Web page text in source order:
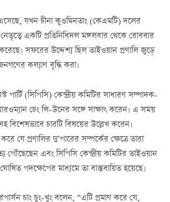
যখন চীনা কুওমিনতাং (কেএমটি) দলের
একটি প্রতিনিধিদল মঙ্গলবার থেকে রোববার
সফরের উদ্দেশ্য ছিল তাইওয়ান প্রণালি জুড়ে
কল্যাণ বৃদ্ধি করা।
পার্টি (সিপিসি) কেন্দ্রীয় কমিটির সাধারণ সম্পাদক-
চেং লি-উনের সঙ্গে সাক্ষাৎ করেন। এ সময়
বিশেষভাবে চারটি বিষয়ের উল্লেখ করেন।
যে প্রণালির দু’পারের সম্পর্কের ক্ষেত্রে তারা
পৌঁছেছেন এবং সিপিসি কেন্দ্রীয় কমিটির তাইওয়ান
পদক্ষেপের মাধ্যমে তা বাস্তবায়িত হয়েছে।
চাং চুং-খুং বলেন, “এটি প্রমাণ করে যে,